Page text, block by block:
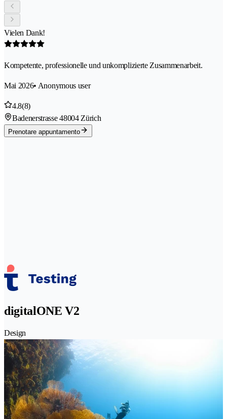
Vielen Dank!
Kompetente, professionelle und unkomplizierte Zusammenarbeit.
Mai 2026• Anonymous user
4.8(8)
Badenerstrasse 48004 Zürich
Prenotare appuntamento
digitalONE V2
Design